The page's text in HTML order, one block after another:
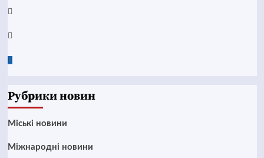
Instagram
Twitter
Google
Рубрики новин
Mіські новини
Міжнародні новини